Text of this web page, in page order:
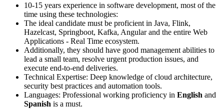
10-15 years experience in software development, most of the
time using these technologies:
The ideal candidate must be proficient in Java, Flink,
Hazelcast, Springboot, Kafka, Angular and the entire Web
Applications - Real Time ecosystem.
Additionally, they should have good management abilities to
lead a small team, resolve urgent production issues, and
execute end-to-end deliveries.
Technical Expertise: Deep knowledge of cloud architecture,
security best practices and automation tools.
Languages: Professional working proficiency in English and
Spanish is a must.